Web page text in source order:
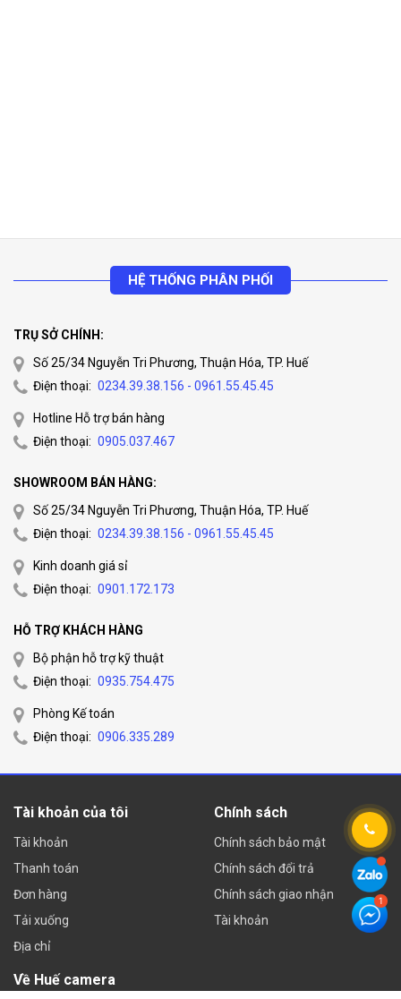
HỆ THỐNG PHÂN PHỐI
TRỤ SỞ CHÍNH:
Số 25/34 Nguyễn Tri Phương, Thuận Hóa, TP. Huế
Điện thoại: 0234.39.38.156 - 0961.55.45.45
Hotline Hỗ trợ bán hàng
Điện thoại: 0905.037.467
SHOWROOM BÁN HÀNG:
Số 25/34 Nguyễn Tri Phương, Thuận Hóa, TP. Huế
Điện thoại: 0234.39.38.156 - 0961.55.45.45
Kinh doanh giá sỉ
Điện thoại: 0901.172.173
HỖ TRỢ KHÁCH HÀNG
Bộ phận hỗ trợ kỹ thuật
Điện thoại: 0935.754.475
Phòng Kế toán
Điện thoại: 0906.335.289
Tài khoản của tôi
Tài khoản
Thanh toán
Đơn hàng
Tải xuống
Địa chỉ
Chính sách
Chính sách bảo mật
Chính sách đổi trả
Chính sách giao nhận
Tài khoản
Về Huế camera